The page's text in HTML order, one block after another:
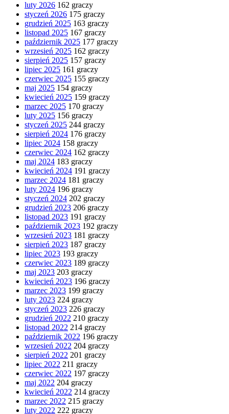
luty 2026 162 graczy
styczeń 2026 175 graczy
grudzień 2025 163 graczy
listopad 2025 167 graczy
październik 2025 177 graczy
wrzesień 2025 162 graczy
sierpień 2025 157 graczy
lipiec 2025 161 graczy
czerwiec 2025 155 graczy
maj 2025 154 graczy
kwiecień 2025 159 graczy
marzec 2025 170 graczy
luty 2025 156 graczy
styczeń 2025 244 graczy
sierpień 2024 176 graczy
lipiec 2024 158 graczy
czerwiec 2024 162 graczy
maj 2024 183 graczy
kwiecień 2024 191 graczy
marzec 2024 181 graczy
luty 2024 196 graczy
styczeń 2024 202 graczy
grudzień 2023 206 graczy
listopad 2023 191 graczy
październik 2023 192 graczy
wrzesień 2023 181 graczy
sierpień 2023 187 graczy
lipiec 2023 193 graczy
czerwiec 2023 189 graczy
maj 2023 203 graczy
kwiecień 2023 196 graczy
marzec 2023 199 graczy
luty 2023 224 graczy
styczeń 2023 226 graczy
grudzień 2022 210 graczy
listopad 2022 214 graczy
październik 2022 196 graczy
wrzesień 2022 204 graczy
sierpień 2022 201 graczy
lipiec 2022 211 graczy
czerwiec 2022 197 graczy
maj 2022 204 graczy
kwiecień 2022 214 graczy
marzec 2022 215 graczy
luty 2022 222 graczy